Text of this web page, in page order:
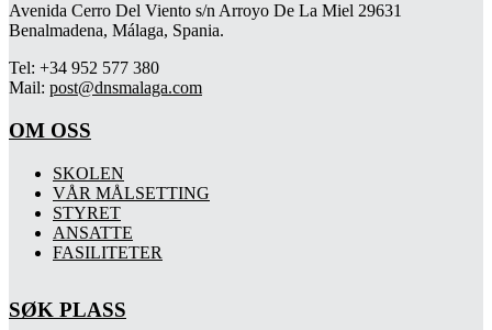
Avenida Cerro Del Viento s/n Arroyo De La Miel 29631
Benalmadena, Málaga, Spania.
Tel: +34 952 577 380
Mail: post@dnsmalaga.com
OM OSS
SKOLEN
VÅR MÅLSETTING
STYRET
ANSATTE
FASILITETER
SØK PLASS